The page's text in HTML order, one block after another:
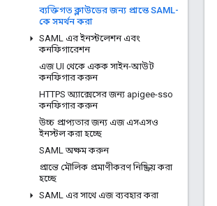
ব্যক্তিগত ক্লাউডের জন্য প্রান্তে SAML-
কে সমর্থন করা
SAML এর ইনস্টলেশন এবং
কনফিগারেশন
এজ UI থেকে একক সাইন-আউট
কনফিগার করুন
HTTPS অ্যাক্সেসের জন্য apigee-sso
কনফিগার করুন
উচ্চ প্রাপ্যতার জন্য এজ এসএসও
ইনস্টল করা হচ্ছে
SAML অক্ষম করুন
প্রান্তে মৌলিক প্রমাণীকরণ নিষ্ক্রিয় করা
হচ্ছে
SAML এর সাথে এজ ব্যবহার করা